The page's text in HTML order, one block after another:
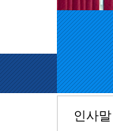
인사말